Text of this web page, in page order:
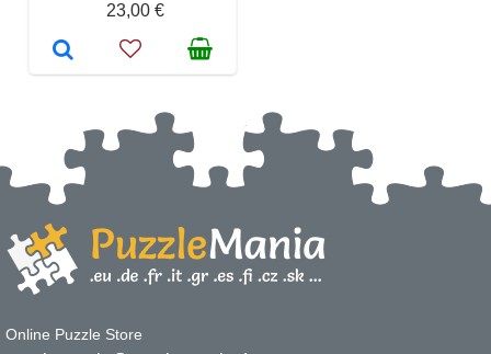
23,00 €
Online Puzzle Store